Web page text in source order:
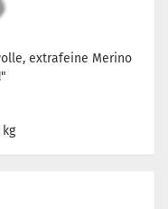
extrafeine Merino
kg